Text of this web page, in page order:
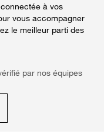
à vos
vous accompagner
le meilleur parti des
par nos équipes